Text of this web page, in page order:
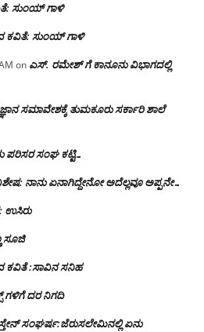
ಸುಂಯ್ ಗಾಳಿ
ಕವಿತೆ: ಸುಂಯ್ ಗಾಳಿ
on ಎಸ್. ರಮೇಶ್ ಗೆ ಕಾನೂನು ವಿಭಾಗದಲ್ಲಿ
ಸಮಾವೇಶಕ್ಕೆ‌ ತುಮಕೂರು ಸರ್ಕಾರಿ ಶಾಲೆ
ಪರಿಸರ ಸಂಘ ಕಟ್ಟಿ…
ನಾನು ಏನಾಗಿದ್ದೇನೋ‌ ಅದೆಲ್ಲವೂ ಅಪ್ಪನೇ…
ಉಸಿರು
ಸೂಜಿ
ಕವಿತೆ :ಸಾವಿನ ಸನಿಹ
ಗಳಿಗೆ ದರ ನಿಗದಿ
ಸಂಘರ್ಷ:ಜೆರುಸಲೇಮಿನಲ್ಲಿ ಏನು